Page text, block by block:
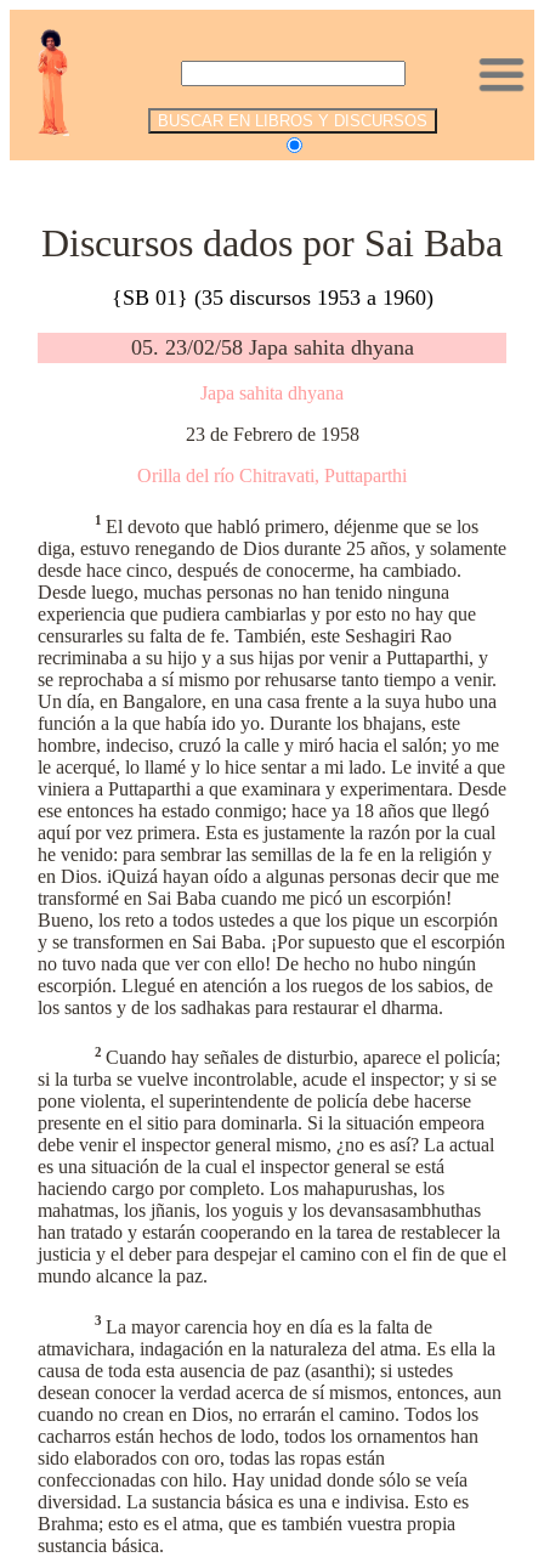
Discursos dados por Sai Baba
{SB 01} (35 discursos 1953 a 1960)
05. 23/02/58 Japa sahita dhyana
Japa sahita dhyana
23 de Febrero de 1958
Orilla del río Chitravati, Puttaparthi
1El devoto que habló primero, déjenme que se los
diga, estuvo renegando de Dios durante 25 años, y solamente
desde hace cinco, después de conocerme, ha cambiado.
Desde luego, muchas personas no han tenido ninguna
experiencia que pudiera cambiarlas y por esto no hay que
censurarles su falta de fe. También, este Seshagiri Rao
recriminaba a su hijo y a sus hijas por venir a Puttaparthi, y
se reprochaba a sí mismo por rehusarse tanto tiempo a venir.
Un día, en Bangalore, en una casa frente a la suya hubo una
función a la que había ido yo. Durante los bhajans, este
hombre, indeciso, cruzó la calle y miró hacia el salón; yo me
le acerqué, lo llamé y lo hice sentar a mi lado. Le invité a que
viniera a Puttaparthi a que examinara y experimentara. Desde
ese entonces ha estado conmigo; hace ya 18 años que llegó
aquí por vez primera. Esta es justamente la razón por la cual
he venido: para sembrar las semillas de la fe en la religión y
en Dios. iQuizá hayan oído a algunas personas decir que me
transformé en Sai Baba cuando me picó un escorpión!
Bueno, los reto a todos ustedes a que los pique un escorpión
y se transformen en Sai Baba. ¡Por supuesto que el escorpión
no tuvo nada que ver con ello! De hecho no hubo ningún
escorpión. Llegué en atención a los ruegos de los sabios, de
los santos y de los sadhakas para restaurar el dharma.
2 Cuando hay señales de disturbio, aparece el policía;
si la turba se vuelve incontrolable, acude el inspector; y si se
pone violenta, el superintendente de policía debe hacerse
presente en el sitio para dominarla. Si la situación empeora
debe venir el inspector general mismo, ¿no es así? La actual
es una situación de la cual el inspector general se está
haciendo cargo por completo. Los mahapurushas, los
mahatmas, los jñanis, los yoguis y los devansasambhuthas
han tratado y estarán cooperando en la tarea de restablecer la
justicia y el deber para despejar el camino con el fin de que el
mundo alcance la paz.
3La mayor carencia hoy en día es la falta de
atmavichara, indagación en la naturaleza del atma. Es ella la
causa de toda esta ausencia de paz (asanthi); si ustedes
desean conocer la verdad acerca de sí mismos, entonces, aun
cuando no crean en Dios, no errarán el camino. Todos los
cacharros están hechos de lodo, todos los ornamentos han
sido elaborados con oro, todas las ropas están
confeccionadas con hilo. Hay unidad donde sólo se veía
diversidad. La sustancia básica es una e indivisa. Esto es
Brahma; esto es el atma, que es también vuestra propia
sustancia básica.